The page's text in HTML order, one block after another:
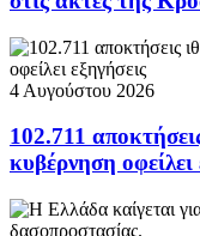
4 Αυγούστου 2026
102.711
κυβέρνηση οφείλει